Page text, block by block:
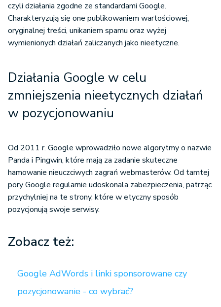
czyli działania zgodne ze standardami Google.
Charakteryzują się one publikowaniem wartościowej,
oryginalnej treści, unikaniem spamu oraz wyżej
wymienionych działań zaliczanych jako nieetyczne.
Działania Google w celu
zmniejszenia nieetycznych działań
w pozycjonowaniu
Od 2011 r. Google wprowadziło nowe algorytmy o nazwie
Panda i Pingwin, które mają za zadanie skuteczne
hamowanie nieuczciwych zagrań webmasterów. Od tamtej
pory Google regularnie udoskonala zabezpieczenia, patrząc
przychylniej na te strony, które w etyczny sposób
pozycjonują swoje serwisy.
Zobacz też:
Google AdWords i linki sponsorowane czy
pozycjonowanie - co wybrać?